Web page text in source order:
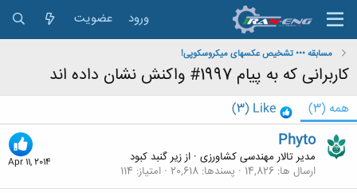
ورود عضویت
مسابقه ••• تشخیص عکسهای میکروسکوپی!
کاربرانی که به پیام 1997# واکنش نشان داده اند
همه (3)
Like
(3)
Apr 11, 2014
Phyto
مدیر تالار مهندسی كشاورزی · اززیر گنبد کبود
ارسال ها 14,826 پسندها 20,618 امتیاز 114